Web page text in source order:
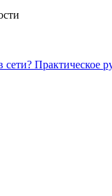
Практическое